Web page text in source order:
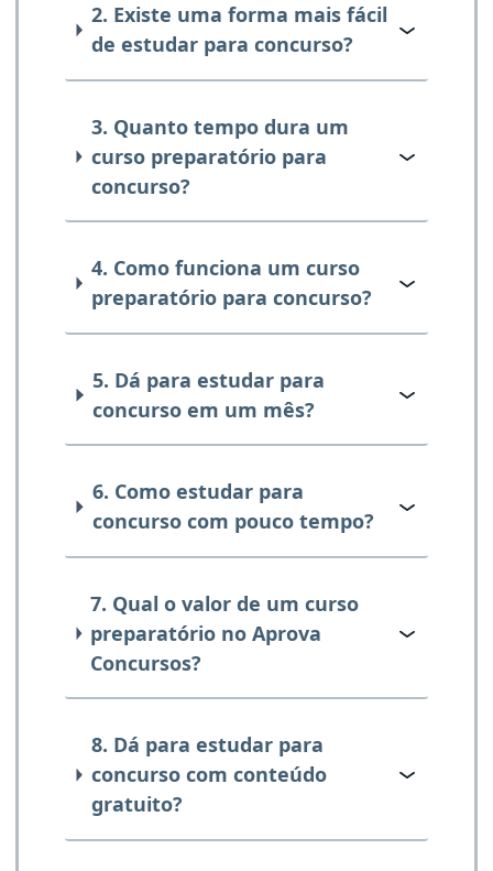
2. Existe uma forma mais fácil
de estudar para concurso?
3. Quanto tempo dura um
curso preparatório para
concurso?
4. Como funciona um curso
preparatório para concurso?
5. Dá para estudar para
concurso em um mês?
6. Como estudar para
concurso com pouco tempo?
7. Qual o valor de um curso
preparatório no Aprova
Concursos?
8. Dá para estudar para
concurso com conteúdo
gratuito?